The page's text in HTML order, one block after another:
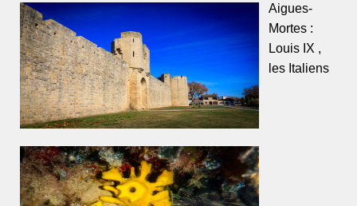
Aigues-
Mortes :
Louis IX ,
les Italiens